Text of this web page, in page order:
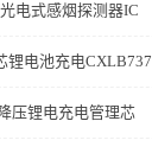
电式感烟探测器IC
锂电池充电CXLB737
压锂电充电管理芯